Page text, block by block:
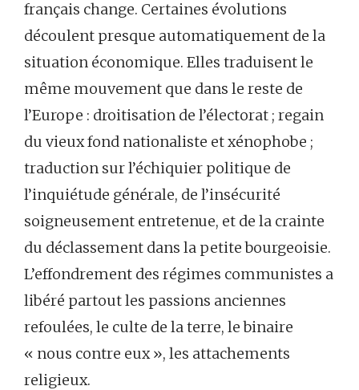
français change. Certaines évolutions
découlent presque automatiquement de la
situation économique. Elles traduisent le
même mouvement que dans le reste de
l’Europe : droitisation de l’électorat ; regain
du vieux fond nationaliste et xénophobe ;
traduction sur l’échiquier politique de
l’inquiétude générale, de l’insécurité
soigneusement entretenue, et de la crainte
du déclassement dans la petite bourgeoisie.
L’effondrement des régimes communistes a
libéré partout les passions anciennes
refoulées, le culte de la terre, le binaire
« nous contre eux », les attachements
religieux.